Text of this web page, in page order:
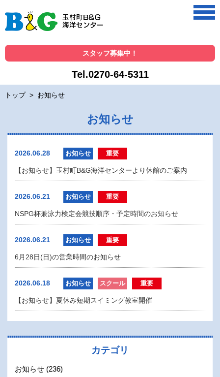
スタッフ募集中！
Tel.0270-64-5311
トップ > お知らせ
お知らせ
2026.06.28 お知らせ 重要
【お知らせ】玉村町B&G海洋センターより休館のご案内
2026.06.21 お知らせ 重要
NSPG杯兼泳力検定会競技順序・予定時間のお知らせ
2026.06.21 お知らせ 重要
6月28日(日)の営業時間のお知らせ
2026.06.18 お知らせ スクール 重要
【お知らせ】夏休み短期スイミング教室開催
カテゴリ
お知らせ (236)